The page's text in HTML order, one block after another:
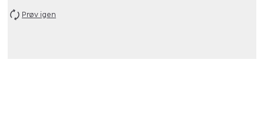
Prøv igen